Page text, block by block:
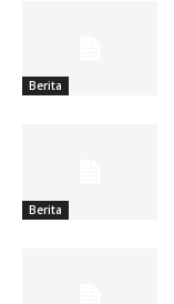
Berita
Berita